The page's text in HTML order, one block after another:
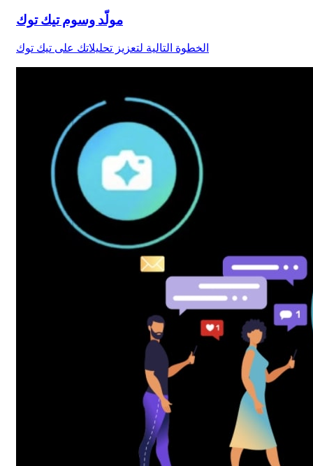
مولّد وسوم تيك توك
الخطوة التالية لتعزيز تحليلاتك على تيك توك